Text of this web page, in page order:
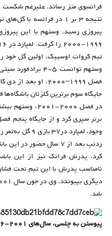
نتیجه ۳ بر ۱ در فرانسه با
پیروزی رسید. وستهم با این
وستهم توانست ۵-
جایگاه سوم برترین گلزنان باشگاه‌ها
در فصل ۲۰۰۰-
برتر سپری کرد و از جایگاه پنجم
ردنپ بعد از ۷ سال حضور
کرد. پدرش فرانک نیز از این
نامناسب پدرش با این تیم تحت
شد.
پیوستن به چلسی، سال‌های ۲۰۰۱-۲۰۰۶